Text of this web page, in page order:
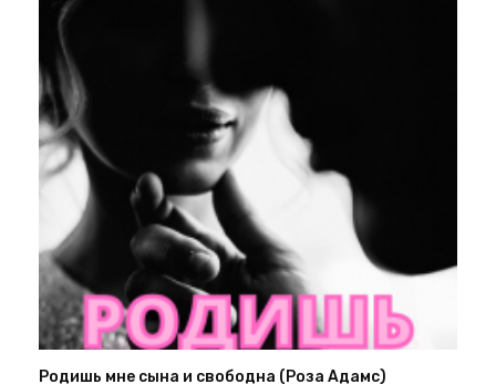
Родишь мне сына и свободна (Роза Адамс)